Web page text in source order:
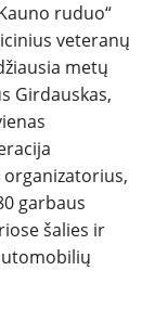
ruduo“
veteranų
metų
Girdauskas,
garbaus
šalies ir